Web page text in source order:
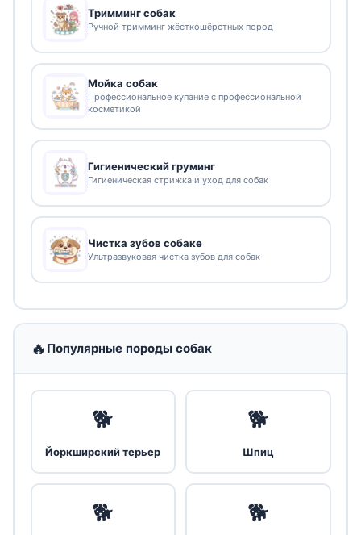
Тримминг собак
Ручной тримминг жёсткошёрстных пород
Мойка собак
Профессиональное купание с профессиональной
косметикой
Гигиенический груминг
Гигиеническая стрижка и уход для собак
Чистка зубов собаке
Ультразвуковая чистка зубов для собак
🔥 Популярные породы собак
🐕
Йоркширский терьер
🐕
Шпиц
🐕 🐕